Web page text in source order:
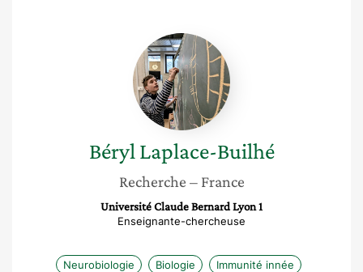
Béryl
Laplace-
Builhé
Béryl Laplace-Builhé
Recherche – France
Université Claude Bernard Lyon 1
Enseignante-chercheuse
Neurobiologie Biologie Immunité innée